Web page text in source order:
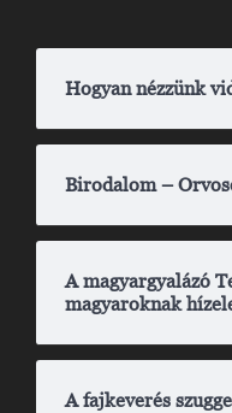
Hogyan nézzünk
Birodalom –
A magyargyalázó
magyaroknak
A fajkeverés